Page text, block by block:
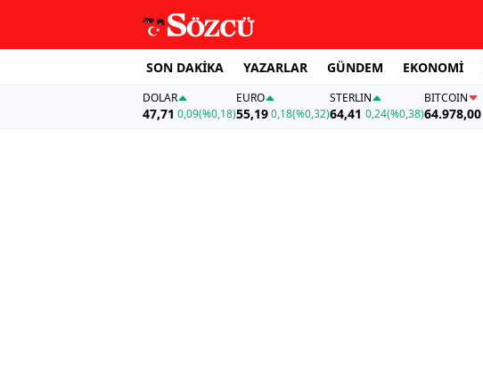
SON DAKİKA YAZARLAR GÜNDEM EKONOMİ
DOLAR
47,71 0,09(%0,18)
EURO
55,19 0,18(%0,32)
STERLIN
64,41 0,24(%0,38)
BITCOIN
64.978,00